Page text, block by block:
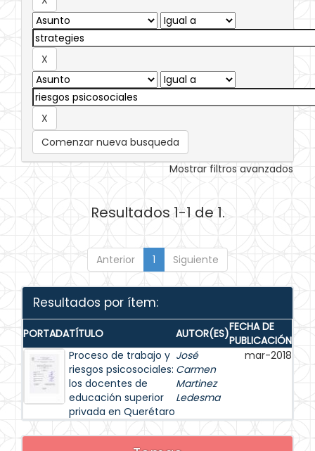
Comenzar nueva busqueda
Mostrar filtros avanzados
Resultados 1-1 de 1.
Anterior 1 Siguiente
Resultados por ítem:
PORTADATÍTULO AUTOR(ES)FECHA DE
PUBLICACIÓN
Proceso de trabajo y
riesgos psicosociales:
los docentes de
educación superior
privada en Querétaro
José
Carmen
Martinez
Ledesma
mar-2018